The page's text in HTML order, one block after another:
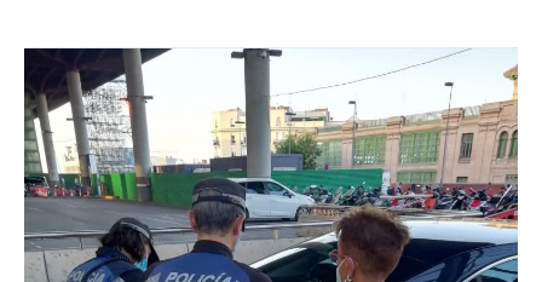
Madrid
desarrolla
una
campaña
extraordinaria
de
inspección